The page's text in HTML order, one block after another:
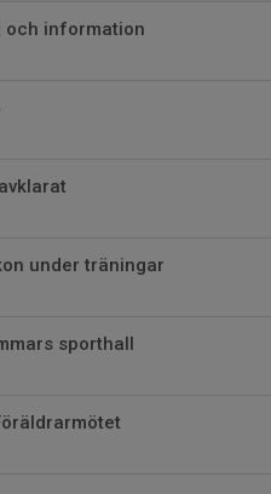
och information
under träningar
sporthall